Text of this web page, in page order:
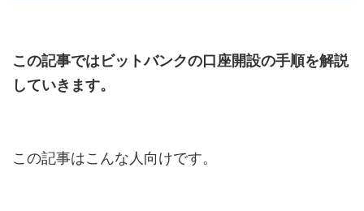
この記事ではビットバンクの口座開設の手順を解説
していきます。
この記事はこんな人向けです。